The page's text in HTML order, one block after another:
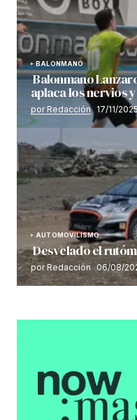
BALONMANO
Balonmano
aplaca los nervios
por Redacción 17/11/
AUTOMOVILISMO
Desvelado el
por Redacción 06/08/